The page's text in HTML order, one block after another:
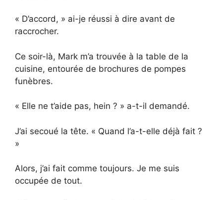
« D’accord, » ai-je réussi à dire avant de
raccrocher.
Ce soir-là, Mark m’a trouvée à la table de la
cuisine, entourée de brochures de pompes
funèbres.
« Elle ne t’aide pas, hein ? » a-t-il demandé.
J’ai secoué la tête. « Quand l’a-t-elle déjà fait ?
»
Alors, j’ai fait comme toujours. Je me suis
occupée de tout.